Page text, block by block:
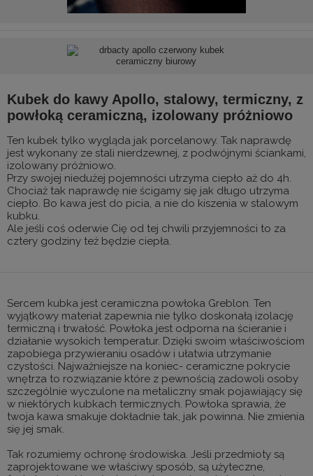
Kubek do kawy Apollo, stalowy, termiczny, z
powłoką ceramiczną, izolowany próżniowo
Ten kubek tylko wygląda jak porcelanowy. Tak naprawdę
jest wykonany ze stali nierdzewnej, z podwójnymi ściankami,
izolowany próżniowo.
Przy swojej niedużej pojemności utrzyma ciepło aż do 4h.
Chociaż tak naprawdę nie ścigamy się jak długo utrzyma
ciepło. Bo kawa jest do picia, a nie do kiszenia w stalowym
kubku.
Ale jeśli coś oderwie Cię od tej chwili przyjemności to za
cztery godziny też będzie ciepła.
Sercem kubka jest ceramiczna powłoka Greblon. Ten
wyjątkowy materiał zapewnia nie tylko doskonałą izolację
termiczną i trwałość. Powłoka jest odporna na ścieranie i
działanie wysokich temperatur. Dzięki swoim właściwościom
zapobiega przywieraniu osadów i ułatwia utrzymanie
czystości. Najważniejsze na koniec- ceramiczne pokrycie
wnętrza to rozwiązanie które z pewnością zadowoli osoby
szczególnie wyczulone na metaliczny smak pojawiający się
w niektórych kubkach termicznych. Powłoka sprawia, że
twoja kawa smakuje dokładnie tak, jak powinna. Nie zmienia
się jej smak.
Tak rozumiemy ochronę środowiska. Jeśli przedmioty są
zaprojektowane we właściwy sposób, są użyteczne,